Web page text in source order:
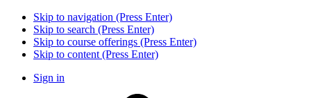
Skip to navigation (Press Enter)
Skip to search (Press Enter)
Skip to course offerings (Press Enter)
Skip to content (Press Enter)
Sign in